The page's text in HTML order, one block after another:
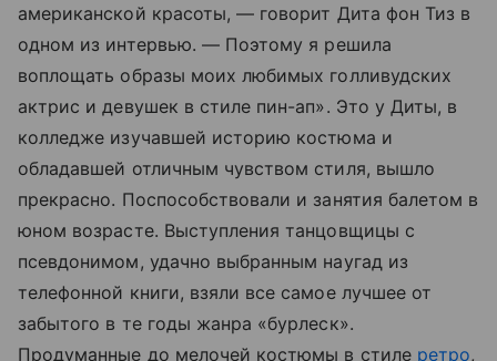
американской красоты, — говорит Дита фон Тиз в
одном из интервью. — Поэтому я решила
воплощать образы моих любимых голливудских
актрис и девушек в стиле пин-ап». Это у Диты, в
колледже изучавшей историю костюма и
обладавшей отличным чувством стиля, вышло
прекрасно. Поспособствовали и занятия балетом в
юном возрасте. Выступления танцовщицы с
псевдонимом, удачно выбранным наугад из
телефонной книги, взяли все самое лучшее от
забытого в те годы жанра «бурлеск».
Продуманные до мелочей костюмы в стиле ретро,